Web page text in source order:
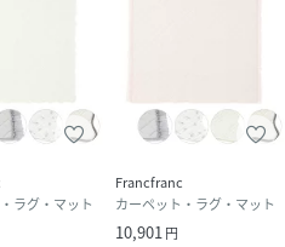
ラグ・マット
Francfranc
カーペット・ラグ・マット
10,901円